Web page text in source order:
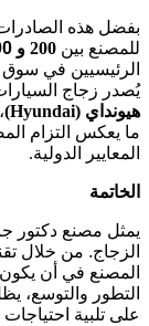
بفضل هذه
للمصنع بين 200 و 300 مليون دولار أمريكي
الرئيسيين في سوق
يُصدر زجاج
هيونداي (Hyundai) ،
ما يعكس التزام
المعايير الدولية.
الخاتمة
يمثل مصنع دكتور
الزجاج. من خلال
المصنع في أن
التطور والتوسع،
على تلبية